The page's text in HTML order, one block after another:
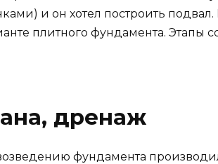
и он хотел построить
плитного фундамента. Этапы
дренаж
фундамента